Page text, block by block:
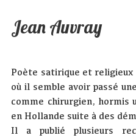
Jean Auvray
Poète satirique et religieux
où il semble avoir passé
comme chirurgien, hormis
en Hollande suite à des
Il a publié plusieurs